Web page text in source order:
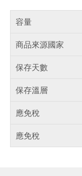
容量
商品來源國家
保存天數
保存溫層
應免稅
應免稅